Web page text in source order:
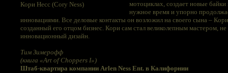
Кори Несс (Cory Ness)
мотоциклах, создает новые
нужное время и упорно
инновациями. Все деловые контакты он возложил на своего сына –
созданный его отцом бизнес. Кори сам стал великолепным мастером,
инновационный дизайн.
Тим Зимерофф
(книга «Art of Choppers I»)
Штаб-квартира компании Arlen Ness Ent. в Калифорнии